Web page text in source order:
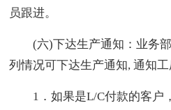
员跟进。
(六)下达生产通知：业务部
列情况可下达生产通知, 通知工
1．如果是L/C付款的客户